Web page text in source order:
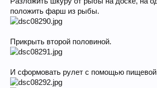
положить фарш из рыбы.
Прикрыть второй половиной.
И сформовать рулет с помощью пищевой